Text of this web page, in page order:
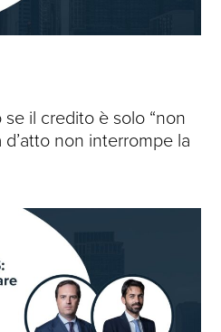
il credito è solo “non
non interrompe la